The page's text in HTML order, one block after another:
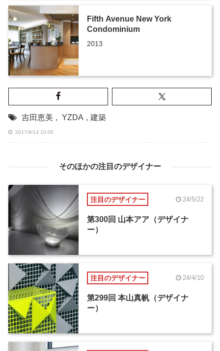
Fifth Avenue New York
Condominium
2013
吉田恵美 , YZDA , 建築
2017/9/13 10:05
そのほかの注目のデザイナー
注目のデザイナー 24/5/22
第300回 山本アア（デザイナ
ー）
注目のデザイナー 24/4/10
第299回 本山真帆（デザイナ
ー）